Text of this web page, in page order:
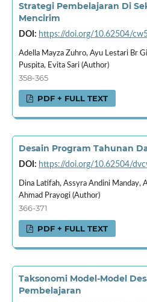
Strategi Pembelajaran Di
Mencirim
DOI: https://doi.org/10.62504/
Adella Mayza Zuhro, Ayu Lestari Br
Puspita, Evita Sari (Author)
358-365
PDF + FULL TEXT
Desain Program Tahunan
DOI: https://doi.org/10.62504/
Dina Latifah, Assyra Andini Manday,
Ahmad Prayogi (Author)
366-371
PDF + FULL TEXT
Taksonomi Model-Model
Pembelajaran